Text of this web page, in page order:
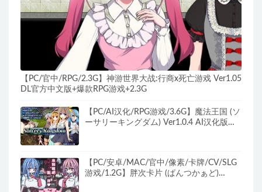
【PC/官中/RPG/2.3G】神游世界大战:行商x死亡游戏 Ver1.05
DL官方中文版+爆款RPG游戏+2.3G
【PC/AI汉化/RPG游戏/3.6G】魔法王国 (ソ
ーサリーキングダム) Ver1.0.4 AI汉化版
【PC/安卓/MAC/官中/像素/卡牌/CV/SLG
游戏/1.2G】胖次卡片 (ぱんつかぁど)